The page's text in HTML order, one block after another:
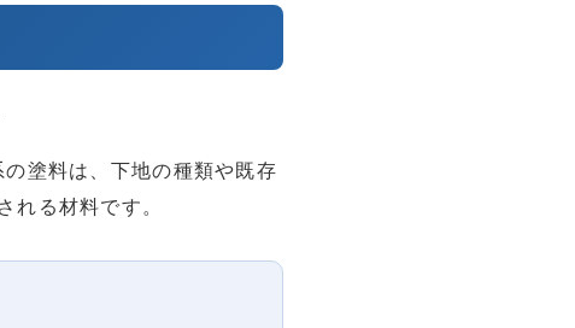
塗料は、下地の種類や既存
る材料です。